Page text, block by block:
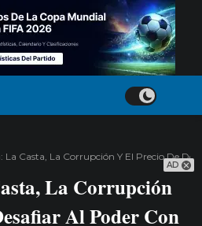
AD
Casta, La Corrupción Y El Precio De
La Corrupción
Al Poder Con